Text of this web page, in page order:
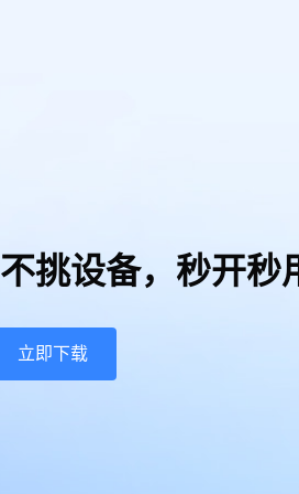
不挑设备，秒开秒
立即下载